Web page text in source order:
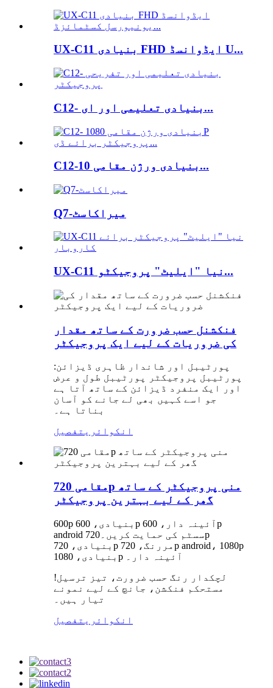
UX-C11 بنیادی FHD ایڈوانسڈ U...
C12- بنیادی تعلیمی اور ای...
C12-بنیادی ورژن مقامی 10...
Q7-میراکاسٹ
UX-C11 نیا "ایلیٹ" پروجیکٹو...
فنکشنل حسب ضرورت کے ساتھ مقدار
کی ضروریات کے لیے ایک پروجیکٹر
پورٹیبل اور شاندار ظاہری ڈیزائن:
پورٹیبل پروجیکٹر پورٹیبل طول و عرض
اور ایک منفرد ڈیزائن کے ساتھ آتا ہے
جو اسے کہیں بھی لے جانے کو آسان
بناتا ہے۔
انکوائری تفصیل
مقامی 720p منی پروجیکٹر کے ساتھ
گھر کے لیے بہترین پروجیکٹر
600p بنیادی، 600p آئینہ دار، 600p
android سسٹم کی حمایت کریں۔720p
بنیادی، 720p مررنگ، 720p android، 1080p
بنیادی، 1080p آئینہ دار۔
لچکدار رنگ حسب ضرورت، تیز ترسیل!
مستحکم فنکشن، جانچ کے لیے نمونے
تیار ہیں۔
انکوائری تفصیل